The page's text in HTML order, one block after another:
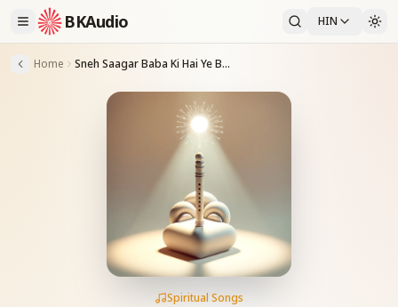
BKAudio HIN
Home Sneh Saagar Baba Ki Hai Ye Balihari Murli 12-3-2023
Spiritual Songs